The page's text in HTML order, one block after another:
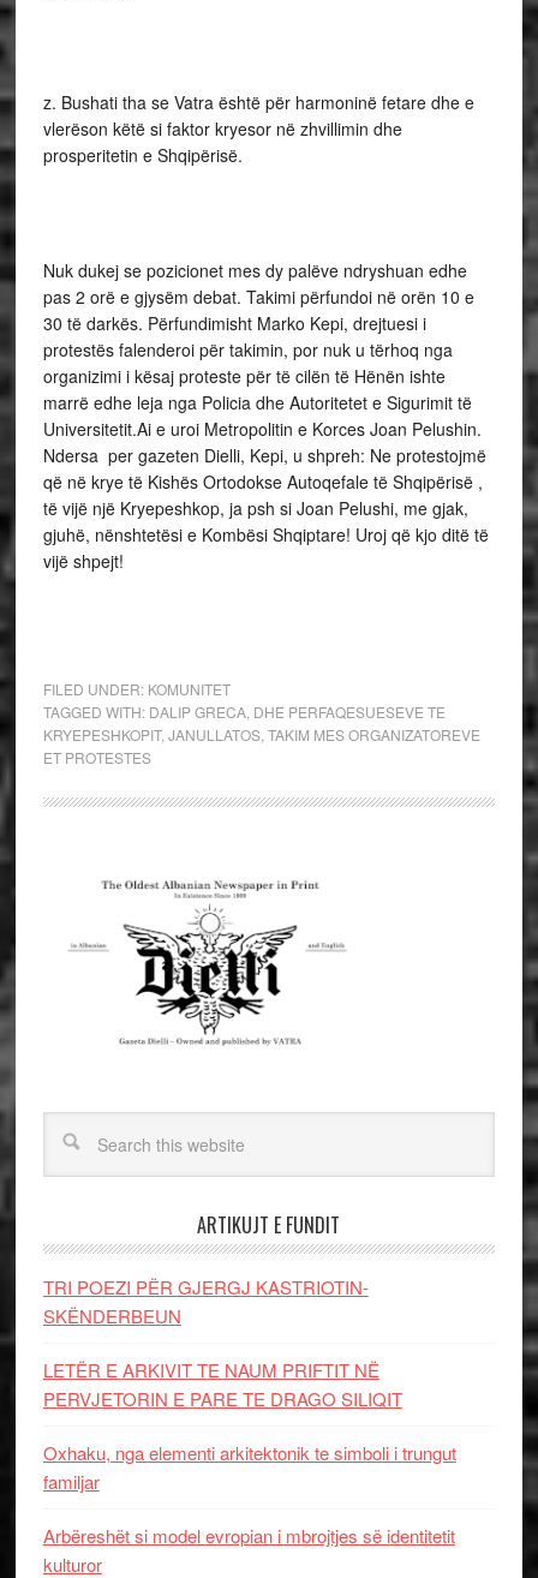
z. Bushati tha se Vatra është për harmoninë fetare dhe e
vlerëson këtë si faktor kryesor në zhvillimin dhe
prosperitetin e Shqipërisë.
Nuk dukej se pozicionet mes dy palëve ndryshuan edhe
pas 2 orë e gjysëm debat. Takimi përfundoi në orën 10 e
30 të darkës. Përfundimisht Marko Kepi, drejtuesi i
protestës falenderoi për takimin, por nuk u tërhoq nga
organizimi i kësaj proteste për të cilën të Hënën ishte
marrë edhe leja nga Policia dhe Autoritetet e Sigurimit të
Universitetit.Ai e uroi Metropolitin e Korces Joan Pelushin.
Ndersa per gazeten Dielli, Kepi, u shpreh: Ne protestojmë
që në krye të Kishës Ortodokse Autoqefale të Shqipërisë ,
të vijë një Kryepeshkop, ja psh si Joan Pelushi, me gjak,
gjuhë, nënshtetësi e Kombësi Shqiptare! Uroj që kjo ditë të
vijë shpejt!
FILED UNDER: KOMUNITET
TAGGED WITH: DALIP GRECA, DHE PERFAQESUESEVE TE
KRYEPESHKOPIT, JANULLATOS, TAKIM MES ORGANIZATOREVE
ET PROTESTES
ARTIKUJT E FUNDIT
TRI POEZI PËR GJERGJ KASTRIOTIN-
SKËNDERBEUN
LETËR E ARKIVIT TE NAUM PRIFTIT NË
PERVJETORIN E PARE TE DRAGO SILIQIT
Oxhaku, nga elementi arkitektonik te simboli i trungut
familjar
Arbëreshët si model evropian i mbrojtjes së identitetit
kulturor